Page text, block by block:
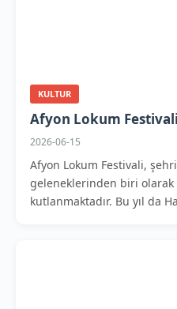
KULTUR
Afyon Lokum
2026-06-15
Afyon Lokum Festivali,
geleneklerinden biri olarak
kutlanmaktadır. Bu yıl da